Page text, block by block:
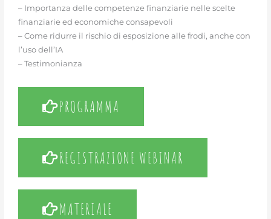
– Importanza delle competenze finanziarie nelle scelte
finanziarie ed economiche consapevoli
– Come ridurre il rischio di esposizione alle frodi, anche con
l’uso dell’IA
– Testimonianza
PROGRAMMA
REGISTRAZIONE WEBINAR
MATERIALE